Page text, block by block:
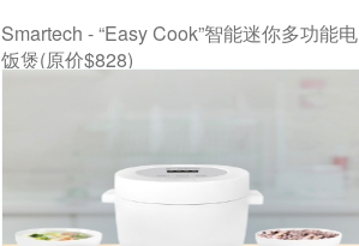
Smartech - “Easy Cook”智能迷你多功能电
饭煲(原价$828)